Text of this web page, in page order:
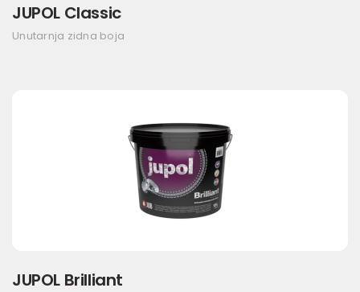
JUPOL Classic
Unutarnja zidna boja
JUPOL Brilliant